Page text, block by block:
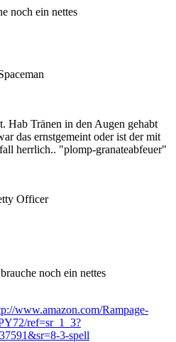
noch ein nettes
Hab Tränen in den Augen gehabt
das ernstgemeint oder ist der mit
herrlich.. "plomp-granateabfeuer"
Officer
noch ein nettes
www.amazon.com/Rampage-
ref=sr_1_3?
3-spell